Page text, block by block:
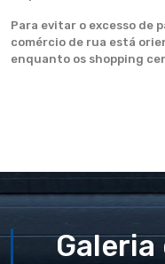
Para evitar o excesso de
comércio de rua está
enquanto os shopping
Galeria